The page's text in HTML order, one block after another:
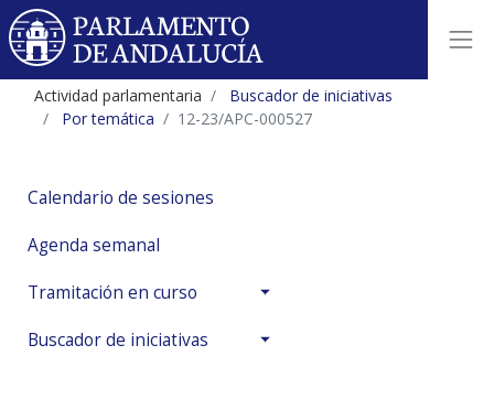
Actividad parlamentaria
Buscador de iniciativas
Por temática
12-23/APC-000527
Calendario de sesiones
Agenda semanal
Tramitación en curso
Buscador de iniciativas